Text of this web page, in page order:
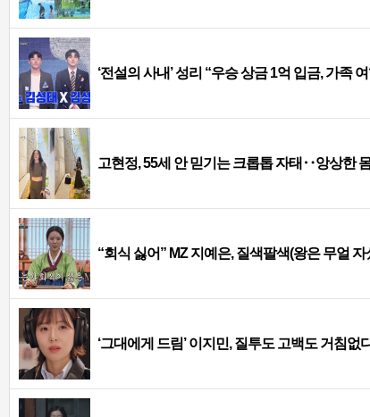
‘전설의 사내’ 성리 “우승 상금 1억 입금, 가족
고현정, 55세 안 믿기는 크롭톱 자태‥앙상한
“회식 싫어” MZ 지예은, 질색팔색(왕은 무얼 자
‘그대에게 드림’ 이지민, 질투도 고백도 거침없